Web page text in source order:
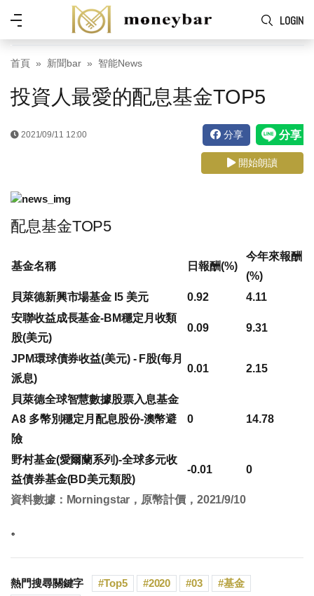
Skip to main content
LOGIN
功
能
表
首頁 新聞bar 智能News
投資人最愛的配息基金TOP5
2021/09/11 12:00 分享
開始朗讀
配息基金TOP5
基金名稱 日報酬(%)
今年來報酬
(%)
貝萊德新興市場基金 I5 美元
0.92
4.11
安聯收益成長基金-BM穩定月收類
股(美元)
0.09 9.31
JPM環球債券收益(美元) - F股(每月
派息)
0.01 2.15
貝萊德全球智慧數據股票入息基金
A8 多幣別穩定月配息股份-澳幣避
險
0 14.78
野村基金(愛爾蘭系列)-全球多元收
益債券基金(BD美元類股)
-0.01 0
資料數據：Morningstar，原幣計價，2021/9/10
。
熱門搜尋關鍵字 Top5 2020 03
基金